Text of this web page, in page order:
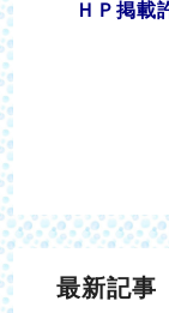
ＨＰ掲載
最新記事